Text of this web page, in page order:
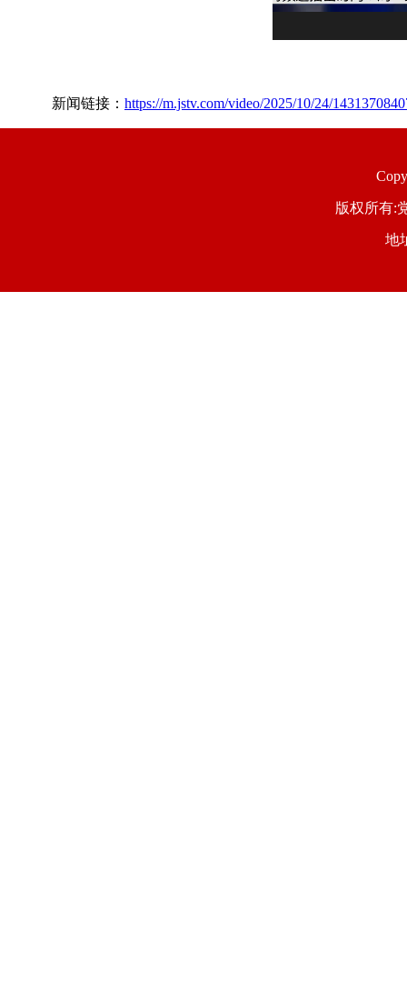
新闻链接： https://m.jstv.com/video/2025/10/24/
版权所有:
地